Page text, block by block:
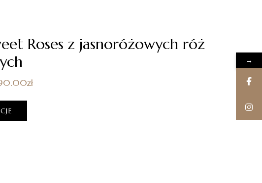
Roses z jasnoróżowych róż
zł
→